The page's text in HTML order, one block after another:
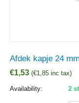
Afdek kapje 24
€1,53 (€1,85 inc tax)
Availability: 2